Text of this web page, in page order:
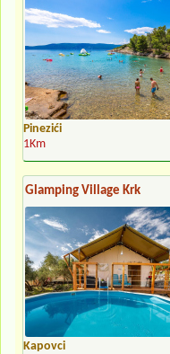
Pinezići
1Km
Glamping Village Krk
Kapovci